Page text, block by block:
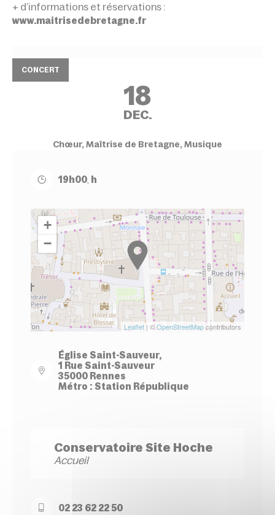
+ d’informations et réservations :
www.maitrisedebretagne.fr
CONCERT
18
DEC.
Chœur, Maîtrise de Bretagne, Musique
19h00 h
+
−
Leaflet| ©OpenStreetMapcontributors
Église Saint-Sauveur,
1 Rue Saint-Sauveur
35000 Rennes
Métro : Station République
Conservatoire Site Hoche
Accueil
02 23 62 22 50